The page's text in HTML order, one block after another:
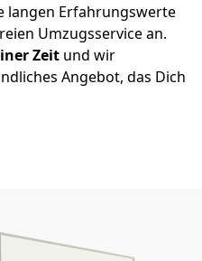
langen Erfahrungswerte
Umzugsservice an.
Zeit und wir
Angebot, das Dich